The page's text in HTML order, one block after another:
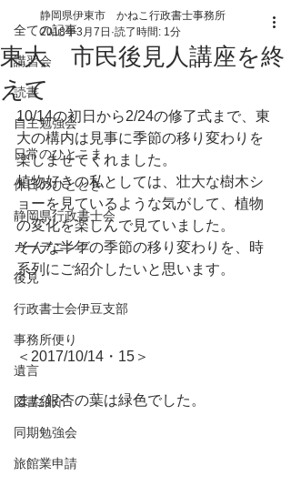
全ての記事
講習会
読書
自主勉強会
日常のひとこま
休日のひととき
静岡県行政書士会
ガーデニング
後見
行政書士会伊豆支部
事務所便り
遺言
図書紹介
同期勉強会
旅館業申請
東大 市民後見人講座を終
えて
静岡県伊東市 かねこ行政書士事務所
2018年3月7日 読了時間: 1分
10/14の初日から2/24の修了式まで、東
大の構内は見事に季節の移り変わりを
楽しませてくれました。
植物好きの私としては、壮大な樹木シ
ョーを見ているような気がして、植物
の変化を楽しんで見ていました。
そんな半年の季節の移り変わりを、時
系列にご紹介したいと思います。
＜2017/10/14・15＞
まだ銀杏の葉は緑色でした。